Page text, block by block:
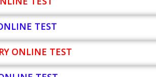
TEST
ONLINE TEST